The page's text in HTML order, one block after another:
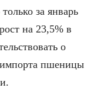
за январь
на 23,5% в
о
пшеницы